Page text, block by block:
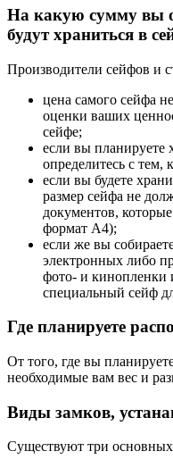
На какую сумму вы
будут храниться в
Производители сейфов и
цена самого сейфа
оценки ваших
сейфе;
если вы планируете
определитесь с тем,
если вы будете
размер сейфа не
документов,
формат А4);
если же вы
электронных либо
фото- и кинопленки
специальный сейф
Где планируете
От того, где вы
необходимые вам вес и
Виды замков,
Существуют три основных